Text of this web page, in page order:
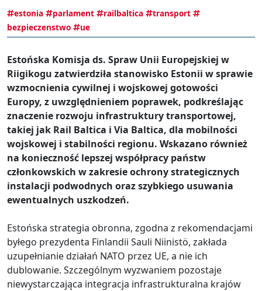
estonia
parlament railbaltica
transport
bezpieczenstwo
ue
Estońska Komisja ds. Spraw Unii Europejskiej w
Riigikogu zatwierdziła stanowisko Estonii w sprawie
wzmocnienia cywilnej i wojskowej gotowości
Europy, z uwzględnieniem poprawek, podkreślając
znaczenie rozwoju infrastruktury transportowej,
takiej jak Rail Baltica i Via Baltica, dla mobilności
wojskowej i stabilności regionu. Wskazano również
na konieczność lepszej współpracy państw
członkowskich w zakresie ochrony strategicznych
instalacji podwodnych oraz szybkiego usuwania
ewentualnych uszkodzeń.
Estońska strategia obronna, zgodna z rekomendacjami
byłego prezydenta Finlandii Sauli Niinistö, zakłada
uzupełnianie działań NATO przez UE, a nie ich
dublowanie. Szczególnym wyzwaniem pozostaje
niewystarczająca integracja infrastrukturalna krajów